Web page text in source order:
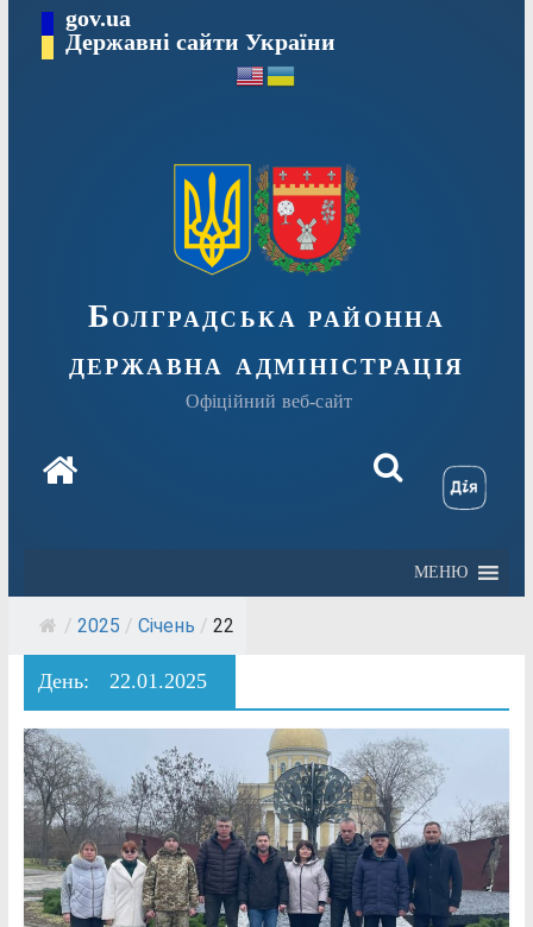
Перейтиgov.ua
Державні сайти України
Болградська районна
державна адміністрація
Офіційний веб-сайт
МЕНЮ
/ 2025 / Січень / 22
День: 22.01.2025